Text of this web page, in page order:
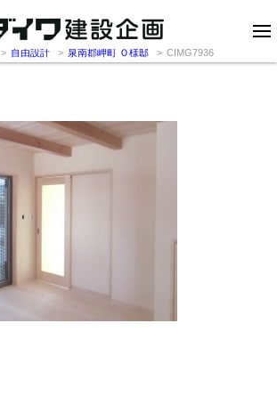
自由設計 泉南郡岬町 Ｏ様邸 CIMG7936